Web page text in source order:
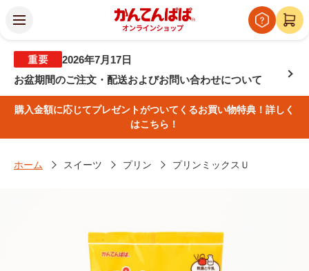
2026年7月17日
お盆期間のご注文・配送およびお問い合わせについて
購入金額に応じてプレゼントがついてくるお買い物特典！詳しく
はこちら！
ホーム スイーツ プリン プリンミックスＵ